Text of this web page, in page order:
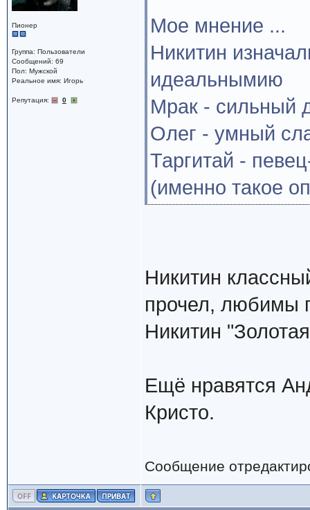
Пионер
Группа: Пользователи
Сообщений: 69
Пол: Мужской
Реальное имя: Игорь
Репутация: 0
Мое мнение ...
Никитин
идеальнымию
Мрак - сильный
Олег - умный
Таргитай -
(именно такое
Никитин
прочел, любимы
Никитин
Ещё нравятся
Кристо.
Сообщение